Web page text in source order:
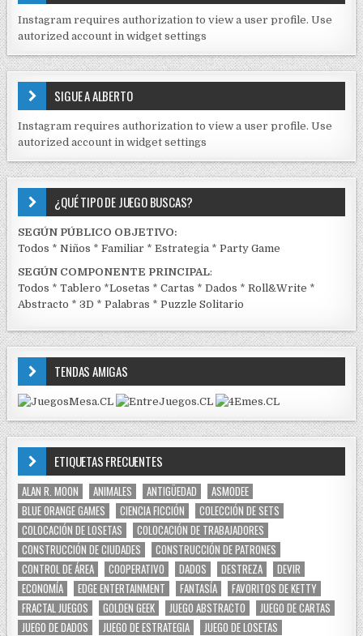
I
D
S
E
J
C
K
Instagram requires authorization to view a user profile. Use
autorized account in widget settings
SIGUE A ALBERTO
Instagram requires authorization to view a user profile. Use
autorized account in widget settings
¿QUÉ TIPO DE JUEGO BUSCAS?
SEGÚN PÚBLICO OBJETIVO:
Todos *Niños *Familiar *Estrategia *Party Game
SEGÚN COMPONENTE PRINCIPAL:
Todos *Tablero *Losetas *Cartas *Dados *Roll&Write *
Abstracto *3D *Palabras *Puzzle Solitario
TENDAS AMIGAS
ETIQUETAS FRECUENTES
ALAN R. MOON ANIMALES ANTIGÜEDAD
ASMODEE
BLUE ORANGE GAMES
CIENCIA FICCIÓN
COLECCIÓN DE SETS
COLOCACIÓN DE LOSETAS
COLOCACIÓN DE TRABAJADORES
CONSTRUCCIÓN DE CIUDADES
CONSTRUCCIÓN DE PATRONES
CONTROL DE ÁREA
COOPERATIVO DADOS DESTREZA
DEVIR
ECONOMÍA
EDGE ENTERTAINMENT FANTASÍA
FAVORITOS DE KETTY
FRACTAL JUEGOS
GOLDEN GEEK JUEGO ABSTRACTO
JUEGO DE CARTAS
JUEGO DE DADOS
JUEGO DE ESTRATEGIA
JUEGO DE LOSETAS